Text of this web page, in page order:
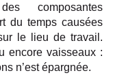
composantes
du temps causées
le lieu de travail.
encore vaisseaux :
n’est épargnée.